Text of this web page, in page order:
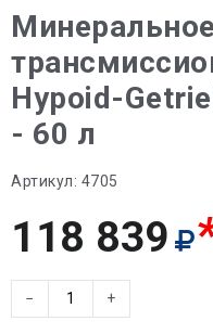
Минеральное
Hypoid-
- 60 л
Артикул: 4705
118 839
− +